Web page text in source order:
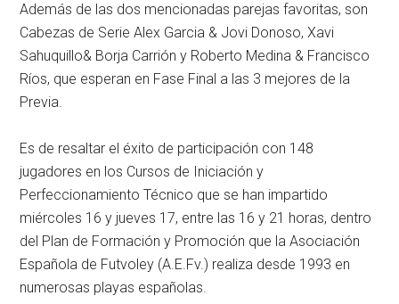
Además de las dos mencionadas parejas favoritas, son
Cabezas de Serie Alex Garcia & Jovi Donoso, Xavi
Sahuquillo& Borja Carrión y Roberto Medina & Francisco
Ríos, que esperan en Fase Final a las 3 mejores de la
Previa.
Es de resaltar el éxito de participación con 148
jugadores en los Cursos de Iniciación y
Perfeccionamiento Técnico que se han impartido
miércoles 16 y jueves 17, entre las 16 y 21 horas, dentro
del Plan de Formación y Promoción que la Asociación
Española de Futvoley (A.E.Fv.) realiza desde 1993 en
numerosas playas españolas.